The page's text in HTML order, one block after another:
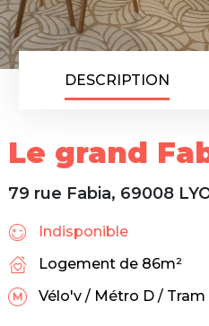
DESCRIPTION
Le grand
79 rue Fabia, 69008
Indisponible
Logement de 86m²
Vélo'v / Métro D / Tram